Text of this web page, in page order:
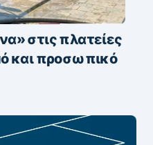
στις πλατείες
και προσωπικό